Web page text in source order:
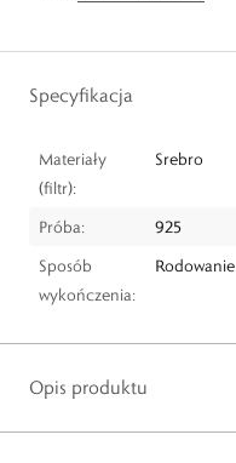
Specyfikacja
Materiały
(filtr):
Srebro
Próba:
925
Sposób
wykończenia:
Rodowanie
Opis produktu